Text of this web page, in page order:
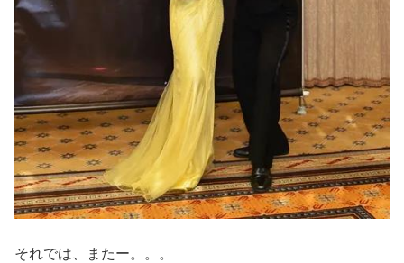
それでは、またー。。。